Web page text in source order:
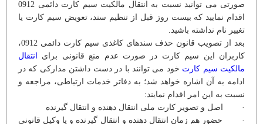
صورتی می توانید نسبت به انتقال مالکیت سیم کارت دائمی 0912
اقدام نمایید که بیست روز قبل از تنظیم سند، تعویض سیم کارت یا
تغییر نام نداشته باشید.
بعد از تصویب قانون حذف سندهای کاغذی سیم کارت دائمی 0912،
کاربران این سیم کارت در صورت عدم منع قانونی برای انتقال
مالکیت سیم کارت خود می توانند با در دست داشتن مدارکی که در
ادامه به آن اشاره خواهد شد؛ به دفاتر خدمات ارتباطی، مراجعه و
نسبت به این امر اقدام نمایند:
· اصل و تصویر کارت ملی انتقال دهنده و انتقال گیرنده
· حضور هم زمان انتقال دهنده و انتقال گیرنده و یا وکیل قانونی